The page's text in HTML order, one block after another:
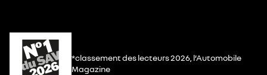
*classement des lecteurs 2026, l’Automobile
Magazine